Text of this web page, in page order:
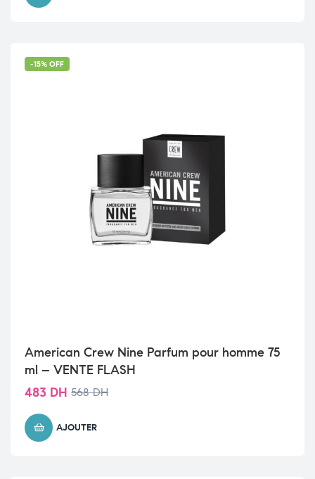
-15% OFF
American Crew Nine Parfum pour homme 75
ml – VENTE FLASH
568DH
483 DH
AJOUTER